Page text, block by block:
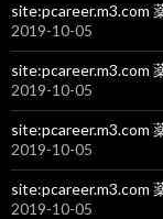
site:pcareer.m3.com
2019-10-05
site:pcareer.m3.com
2019-10-05
site:pcareer.m3.com
2019-10-05
site:pcareer.m3.com
2019-10-05